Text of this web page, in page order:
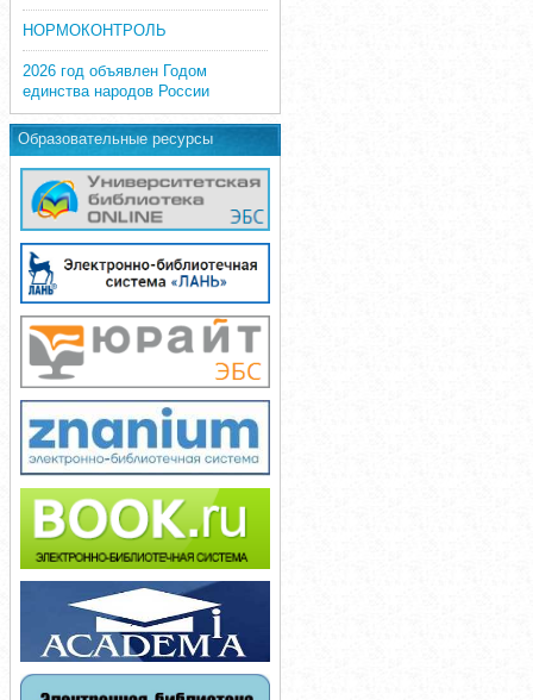
НОРМОКОНТРОЛЬ
2026 год объявлен Годом
единства народов России
Образовательные ресурсы